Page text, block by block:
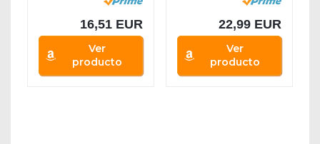
16,51 EUR
Ver
producto
22,99 EUR
Ver
producto